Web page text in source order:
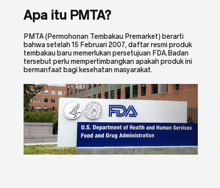
Apa itu PMTA?
PMTA (Permohonan Tembakau Premarket) berarti
bahwa setelah 15 Februari 2007, daftar resmi produk
tembakau baru memerlukan persetujuan FDA.Badan
tersebut perlu mempertimbangkan apakah produk ini
bermanfaat bagi kesehatan masyarakat.